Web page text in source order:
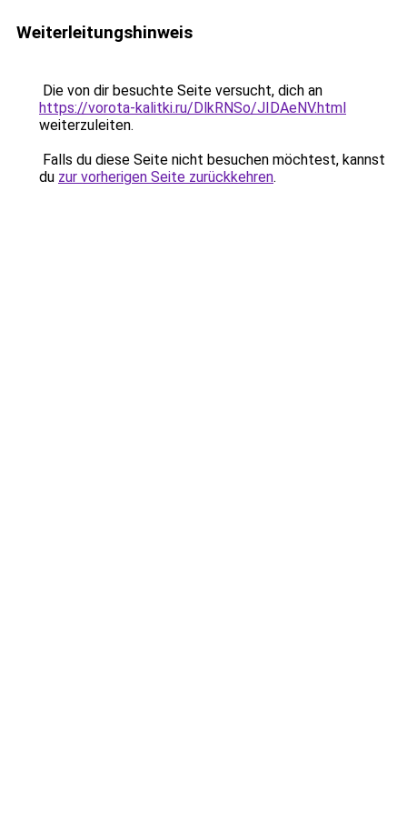
Weiterleitungshinweis
Die von dir besuchte Seite versucht, dich an
https://vorota-kalitki.ru/DlkRNSo/JIDAeNV.html
weiterzuleiten.
Falls du diese Seite nicht besuchen möchtest, kannst
du zur vorherigen Seite zurückkehren.